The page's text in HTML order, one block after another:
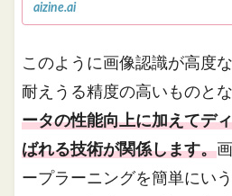
aizine.ai
このように画像認識が高度
耐えうる精度の高いものと
ータの性能向上に加えてデ
ばれる技術が関係します。
ープラーニングを簡単にい